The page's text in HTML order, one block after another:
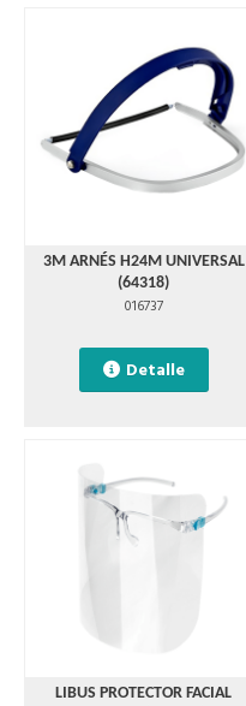
3M ARNÉS H24M UNIVERSAL
(64318)
016737
Detalle
LIBUS PROTECTOR FACIAL